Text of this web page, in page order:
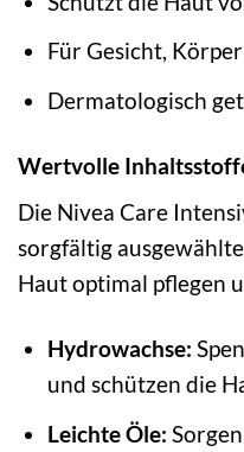
Für Gesicht,
Dermatologisch
Wertvolle
Die Nivea Care
sorgfältig
Haut optimal pflegen
Hydrowachse:
und schützen die
Leichte Öle: